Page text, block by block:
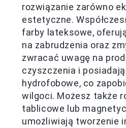
rozwiązanie zarówno
estetyczne.
farby lateksowe,
na zabrudzenia oraz
zwracać uwagę na
czyszczenia i
hydrofobowe, co
wilgoci. Możesz także
tablicowe lub
umożliwiają tworzenie